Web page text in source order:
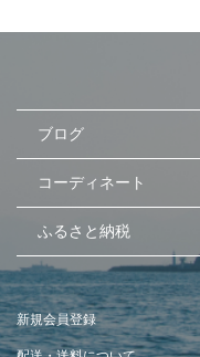
ブログ
コーディネート
ふるさと納税
新規会員登録